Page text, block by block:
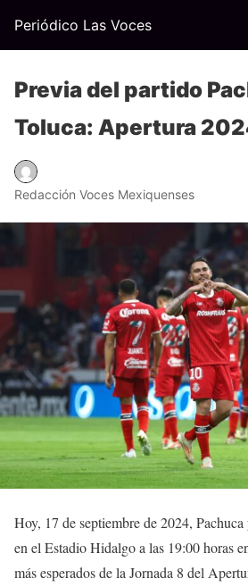
Periódico Las Voces
Previa del partido
Toluca: Apertura
Redacción Voces Mexiquenses
Hoy, 17 de septiembre de 2024,
en el Estadio Hidalgo a las 19:00 horas
más esperados de la Jornada 8 del